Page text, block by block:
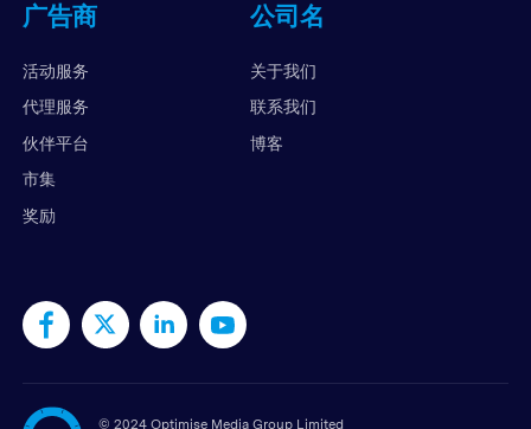
广告商
活动服务
代理服务
伙伴平台
市集
奖励
公司名
关于我们
联系我们
博客
© 2024 Optimise Media Group Limited